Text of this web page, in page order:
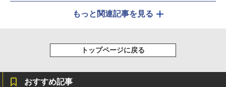
もっと関連記事を見る
トップページに戻る
おすすめ記事